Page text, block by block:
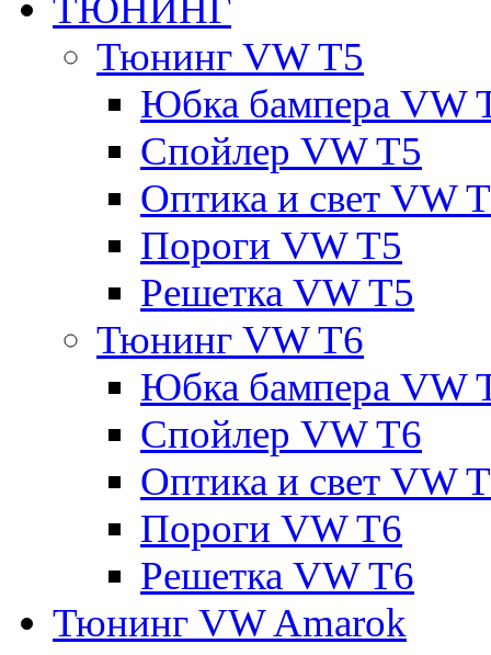
ТЮНИНГ
Тюнинг VW T5
Юбка бампера VW
Спойлер VW T5
Оптика и свет VW
Пороги VW T5
Решетка VW T5
Тюнинг VW T6
Юбка бампера VW
Спойлер VW T6
Оптика и свет VW
Пороги VW T6
Решетка VW T6
Тюнинг VW Amarok